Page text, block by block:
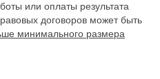
или оплаты результата
договоров может быть
минимального размера